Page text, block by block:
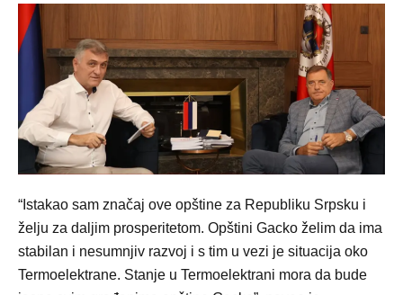
“Istakao sam značaj ove opštine za Republiku Srpsku i
želju za daljim prosperitetom. Opštini Gacko želim da ima
stabilan i nesumnjiv razvoj i s tim u vezi je situacija oko
Termoelektrane. Stanje u Termoelektrani mora da bude